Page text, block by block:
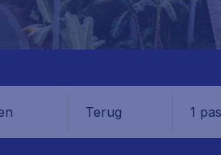
Terug 1